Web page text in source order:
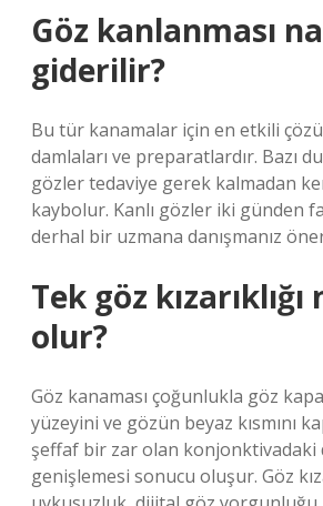
Göz kanlanması
giderilir?
Bu tür kanamalar için en etkili
damlaları ve preparatlardır. Bazı
gözler tedaviye gerek kalmadan
kaybolur. Kanlı gözler iki günden
derhal bir uzmana danışmanız
Tek göz kızarıklığı
olur?
Göz kanaması çoğunlukla göz
yüzeyini ve gözün beyaz kısmını
şeffaf bir zar olan konjonktivadaki
genişlemesi sonucu oluşur. Göz